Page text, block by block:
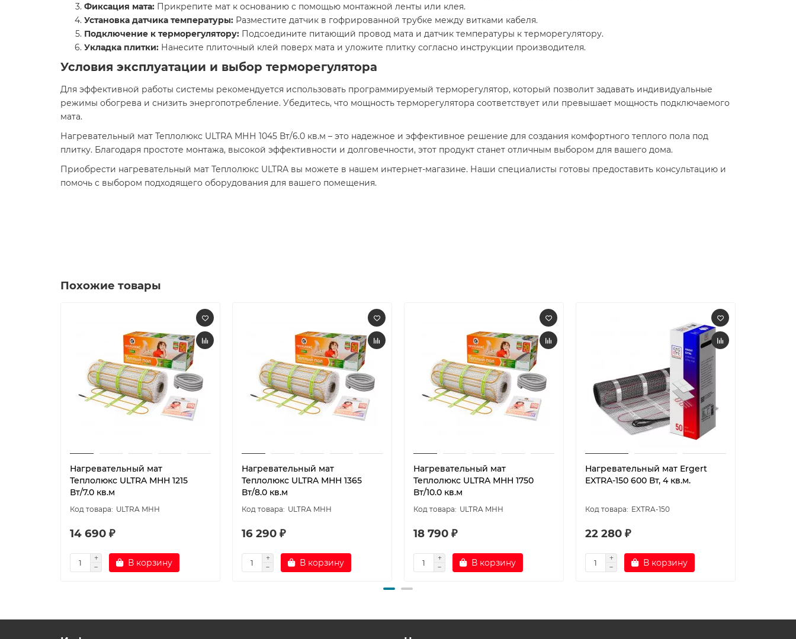
Фиксация мата: Прикрепите мат к основанию с помощью монтажной ленты или клея.​
Установка датчика температуры: Разместите датчик в гофрированной трубке между витками кабеля.​
Подключение к терморегулятору: Подсоедините питающий провод мата и датчик температуры к терморегулятору.​
Укладка плитки: Нанесите плиточный клей поверх мата и уложите плитку согласно инструкции производителя.​
Условия эксплуатации и выбор терморегулятора
Для эффективной работы системы рекомендуется использовать программируемый терморегулятор, который позволит задавать индивидуальные
режимы обогрева и снизить энергопотребление. Убедитесь, что мощность терморегулятора соответствует или превышает мощность подключаемого
мата.​
Нагревательный мат Теплолюкс ULTRA МНН 1045 Вт/6.0 кв.м – это надежное и эффективное решение для создания комфортного теплого пола под
плитку. Благодаря простоте монтажа, высокой эффективности и долговечности, этот продукт станет отличным выбором для вашего дома.​
Приобрести нагревательный мат Теплолюкс ULTRA вы можете в нашем интернет-магазине. Наши специалисты готовы предоставить консультацию и
помочь с выбором подходящего оборудования для вашего помещения.
Похожие товары
Нагревательный мат
Теплолюкс ULTRA МНН 1215
Вт/7.0 кв.м
ULTRA МНН
14 690 ₽
В корзину
Нагревательный мат
Теплолюкс ULTRA МНН 1365
Вт/8.0 кв.м
ULTRA МНН
16 290 ₽
В корзину
Нагревательный мат
Теплолюкс ULTRA МНН 1750
Вт/10.0 кв.м
ULTRA МНН
18 790 ₽
В корзину
Нагревательный мат Ergert
EXTRA-150 600 Вт, 4 кв.м.
EXTRA-150
22 280 ₽
В корзину